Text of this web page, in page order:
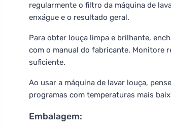
regularmente o filtro da máquina de
enxágue e o resultado geral.
Para obter louça limpa e brilhante,
com o manual do fabricante. Monitore
suficiente.
Ao usar a máquina de lavar louça,
programas com temperaturas mais
Embalagem: